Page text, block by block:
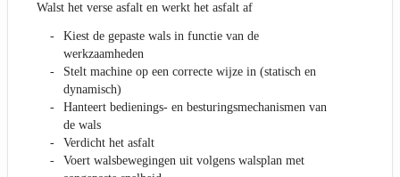
Walst het verse asfalt en werkt het asfalt af
Kiest de gepaste wals in functie van de
werkzaamheden
Stelt machine op een correcte wijze in (statisch en
dynamisch)
Hanteert bedienings- en besturingsmechanismen van
de wals
Verdicht het asfalt
Voert walsbewegingen uit volgens walsplan met